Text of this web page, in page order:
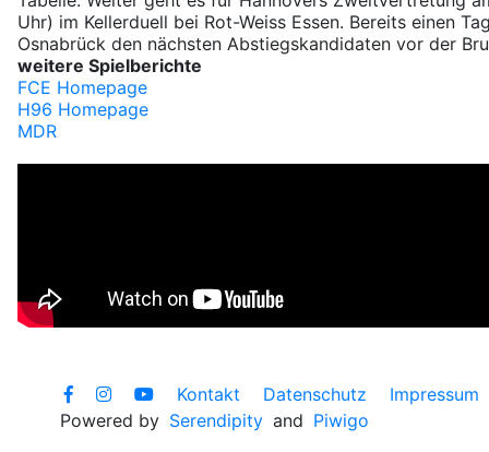
Uhr) im Kellerduell bei Rot-Weiss Essen. Bereits einen
Osnabrück den nächsten Abstiegskandidaten vor der
weitere Spielberichte
FCE Homepage
H96 Homepage
MDR
Kontakt Datenschutz
Impressum
Powered by Serendipity and Piwigo